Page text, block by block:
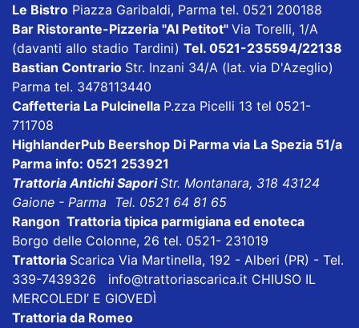
Le Bistro Piazza Garibaldi, Parma tel. 0521 200188
Bar Ristorante-Pizzeria "Al Petitot" Via Torelli, 1/A
(davanti allo stadio Tardini) Tel. 0521-235594/22138
Bastian Contrario Str. Inzani 34/A (lat. via D'Azeglio)
Parma tel. 3478113440
Caffetteria La Pulcinella P.zza Picelli 13 tel 0521-
711708
HighlanderPub Beershop Di Parma via La Spezia 51/a
Parma info: 0521 253921
Trattoria Antichi SaporiStr. Montanara, 318 43124
Gaione - Parma Tel. 0521 64 81 65
Rangon Trattoria tipica parmigiana ed enoteca
Borgo delle Colonne, 26 tel. 0521- 231019
Trattoria Scarica Via Martinella, 192 - Alberi (PR) - Tel.
339-7439326 info@trattoriascarica.it CHIUSO IL
MERCOLEDI’ E GIOVEDÌ
Trattoria da Romeo